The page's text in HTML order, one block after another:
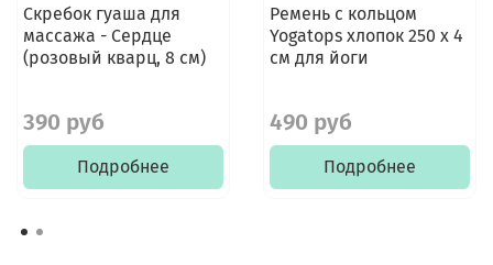
Скребок гуаша для
массажа - Сердце
(розовый кварц, 8 см)
390 руб
Подробнее
Ремень с кольцом
Yogatops хлопок 250 х 4
см для йоги
490 руб
Подробнее